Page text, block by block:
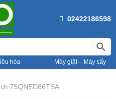
02422186598
hòa Máy giặt – Máy sấy
75QNED86TSA